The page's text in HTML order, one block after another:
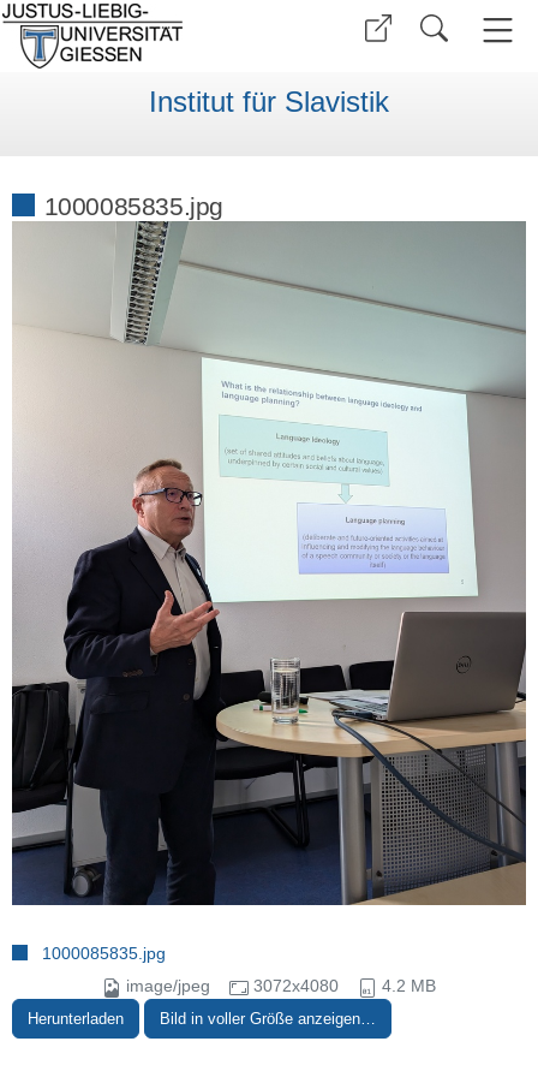
Institut für Slavistik
1000085835.jpg
1000085835.jpg
image/jpeg
3072x4080 4.2 MB
Herunterladen Bild in voller Größe anzeigen…